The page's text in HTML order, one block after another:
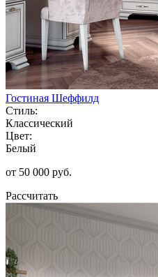
Гостиная Шеффилд
Стиль:
Классический
Цвет:
Белый
от 50 000 руб.
Рассчитать